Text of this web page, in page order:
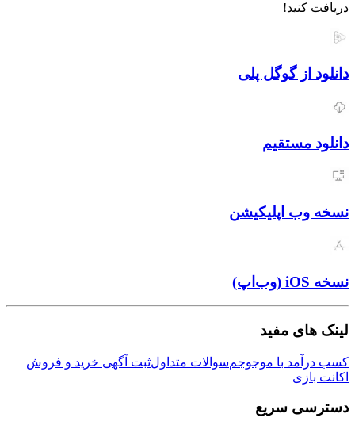
گوگل پلی
اپلیکیشن
مفید
با موجوجم سوالات متداولثبت آگهی خرید و فروش
سریع